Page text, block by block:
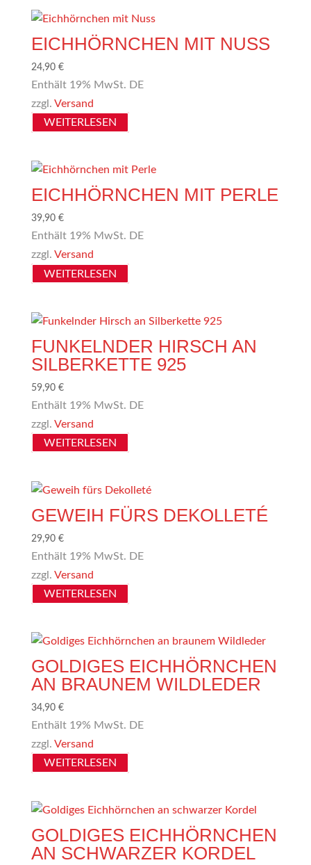
EICHHÖRNCHEN MIT NUSS
24,90 €
Enthält 19% MwSt. DE
zzgl. Versand
WEITERLESEN
EICHHÖRNCHEN MIT PERLE
39,90 €
Enthält 19% MwSt. DE
zzgl. Versand
WEITERLESEN
FUNKELNDER HIRSCH AN
SILBERKETTE 925
59,90 €
Enthält 19% MwSt. DE
zzgl. Versand
WEITERLESEN
GEWEIH FÜRS DEKOLLETÉ
29,90 €
Enthält 19% MwSt. DE
zzgl. Versand
WEITERLESEN
GOLDIGES EICHHÖRNCHEN
AN BRAUNEM WILDLEDER
34,90 €
Enthält 19% MwSt. DE
zzgl. Versand
WEITERLESEN
GOLDIGES EICHHÖRNCHEN
AN SCHWARZER KORDEL